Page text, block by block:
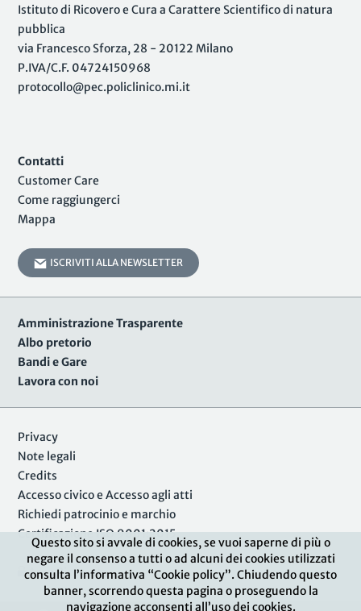
Questo sito si avvale di cookies, se vuoi saperne di più o
negare il consenso a tutti o ad alcuni dei cookies utilizzati
consulta l’informativa “Cookie policy”. Chiudendo questo
banner, scorrendo questa pagina o proseguendo la
navigazione acconsenti all’uso dei cookies.
Istituto di Ricovero e Cura a Carattere Scientifico di natura
pubblica
via Francesco Sforza, 28 - 20122 Milano
P.IVA/C.F. 04724150968
protocollo@pec.policlinico.mi.it
Contatti
Customer Care
Come raggiungerci
Mappa
ISCRIVITI ALLA NEWSLETTER
Amministrazione Trasparente
Albo pretorio
Bandi e Gare
Lavora con noi
Privacy
Note legali
Credits
Accesso civico e Accesso agli atti
Richiedi patrocinio e marchio
Certificazione ISO 9001:2015
Area Riservata